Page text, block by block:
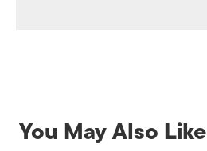
You May Also Like